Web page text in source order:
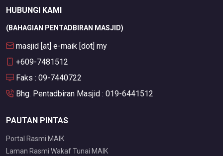
HUBUNGI KAMI
(BAHAGIAN PENTADBIRAN MASJID)
masjid [at] e-maik [dot] my
+609-7481512
Faks : 09-7440722
Bhg. Pentadbiran Masjid : 019-6441512
PAUTAN PINTAS
Portal Rasmi MAIK
Laman Rasmi Wakaf Tunai MAIK